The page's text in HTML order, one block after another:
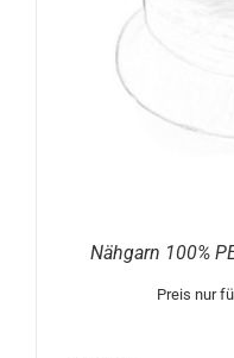
Nähgarn 100%
Preis nur